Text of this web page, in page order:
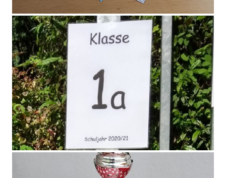
Pokemonkarten selbst gestalten
Vorfreude auf die neuen Erstklässler